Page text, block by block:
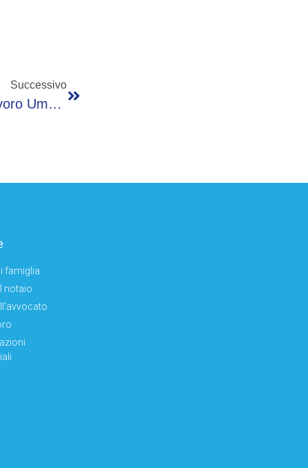
Successivo
Ai, Barachini: “Deve Essere Strumento, Lavoro Umano Resta Centrale”
famiglia
notaio